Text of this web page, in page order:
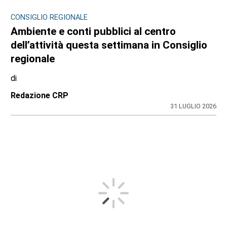
CONSIGLIO REGIONALE
Ambiente e conti pubblici al centro
dell’attività questa settimana in Consiglio
regionale
di
Redazione CRP
31 LUGLIO 2026